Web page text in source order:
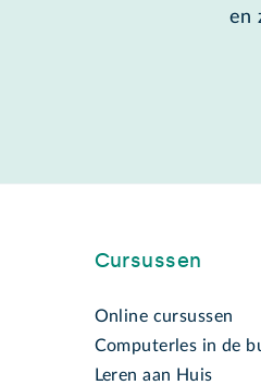
en
Cursussen
Online cursussen
Computerles in de
Leren aan Huis